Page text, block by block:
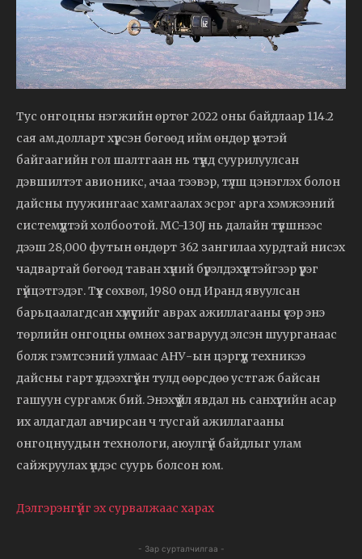
Тус онгоцны нэгжийн өртөг 2022 оны байдлаар 114.2
сая ам.долларт хүрсэн бөгөөд ийм өндөр үнэтэй
байгаагийн гол шалтгаан нь түүнд суурилуулсан
дэвшилтэт авионикс, ачаа тээвэр, түлш цэнэглэх болон
дайсны пуужингаас хамгаалах эсрэг арга хэмжээний
системүүдтэй холбоотой. MC-130J нь далайн түвшнээс
дээш 28,000 футын өндөрт 362 зангилаа хурдтай нисэх
чадвартай бөгөөд таван хүний бүрэлдэхүүнтэйгээр үүрэг
гүйцэтгэдэг. Түүх сөхвөл, 1980 онд Иранд явуулсан
барьцаалагдсан хүмүүсийг аврах ажиллагааны үеэр энэ
төрлийн онгоцны өмнөх загварууд элсэн шуурганаас
болж гэмтсэний улмаас АНУ-ын цэргүүд техникээ
дайсны гарт үлдээхгүйн тулд өөрсдөө устгаж байсан
гашуун сургамж бий. Энэхүү үйл явдал нь санхүүгийн асар
их алдагдал авчирсан ч тусгай ажиллагааны
онгоцнуудын технологи, аюулгүй байдлыг улам
сайжруулах үндэс суурь болсон юм.
Дэлгэрэнгүйг эх сурвалжаас харах
- Зар сурталчилгаа -